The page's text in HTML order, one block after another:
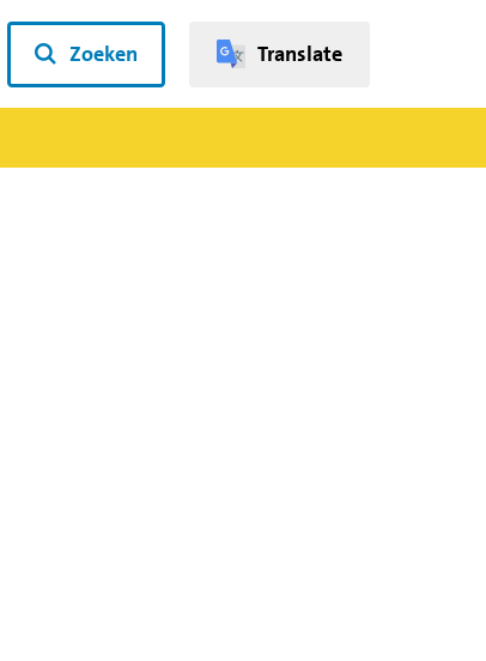
Zoeken Translate